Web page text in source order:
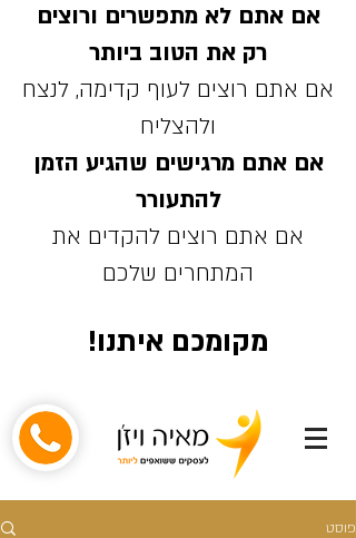
אם אתם לא מתפשרים ורוצים
רק את הטוב ביותר
אם אתם רוצים לעוף קדימה, לנצח
ולהצליח
אם אתם מרגישים שהגיע הזמן
להתעורר
אם אתם רוצים להקדים את
המתחרים שלכם
מקומכם איתנו!
פוסט